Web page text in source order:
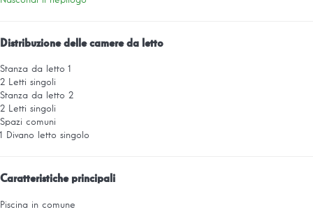
Distribuzione delle camere da letto
Stanza da letto 1
2 Letti singoli
Stanza da letto 2
2 Letti singoli
Spazi comuni
1 Divano letto singolo
Caratteristiche principali
Piscina in comune